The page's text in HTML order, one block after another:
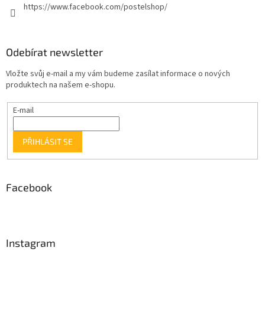
https://www.facebook.com/postelshop/
Odebírat newsletter
Vložte svůj e-mail a my vám budeme zasílat informace o nových
produktech na našem e-shopu.
E-mail
PŘIHLÁSIT SE
Facebook
Instagram